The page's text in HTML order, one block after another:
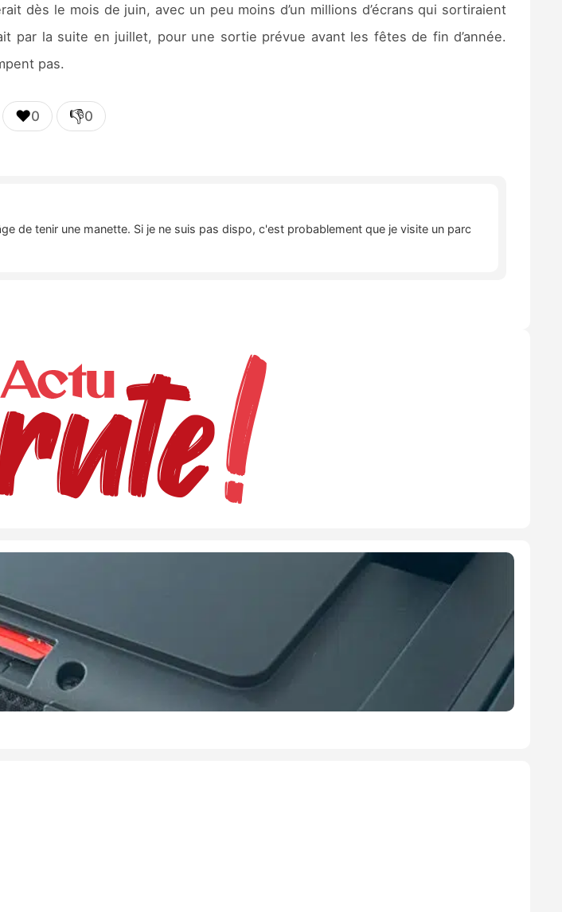
dès le mois de juin, avec un peu moins d’un millions d’écrans qui sortiraient
par la suite en juillet, pour une sortie prévue avant les fêtes de fin d’année.
pas.
❤️0 👎0
de tenir une manette. Si je ne suis pas dispo, c'est probablement que je visite un parc